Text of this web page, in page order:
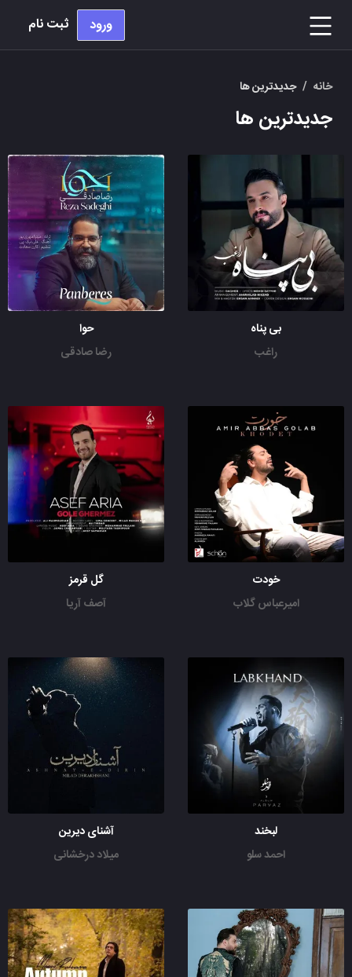
ورود ثبت نام
خانه / جدیدترین ها
جدیدترین ها
بی پناه
راغب
حوا
رضا صادقی
خودت
امیرعباس گلاب
گل قرمز
آصف آریا
لبخند
احمد سلو
آشنای دیرین
میلاد درخشانی